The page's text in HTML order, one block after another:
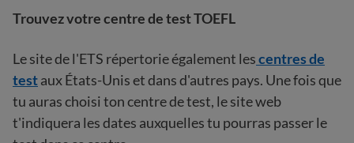
Trouvez votre centre de test TOEFL
Le site de l'ETS répertorie également lescentres de
testaux États-Unis et dans d'autres pays. Une fois que
tu auras choisi ton centre de test, le site web
t'indiquera les dates auxquelles tu pourras passer le